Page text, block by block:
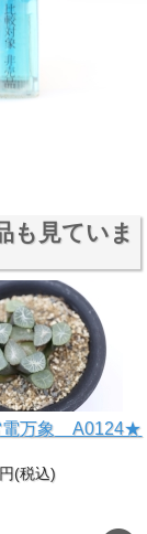
も見ていま
電万象 A0124★
(税込)